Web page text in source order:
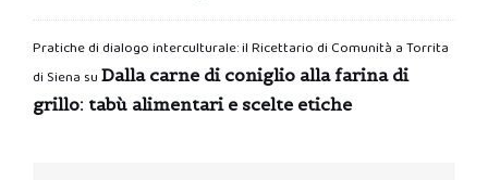
Pratiche di dialogo interculturale: il Ricettario di Comunità a Torrita
di Siena su Dalla carne di coniglio alla farina di
grillo: tabù alimentari e scelte etiche